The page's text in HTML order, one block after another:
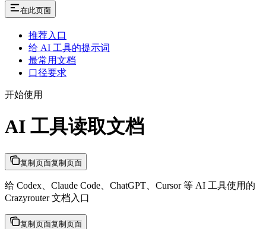
在此页面
推荐入口
给 AI 工具的提示词
最常用文档
口径要求
开始使用
AI 工具读取文档
复制页面复制页面
给 Codex、Claude Code、ChatGPT、Cursor 等 AI 工具使用的
Crazyrouter 文档入口
复制页面复制页面